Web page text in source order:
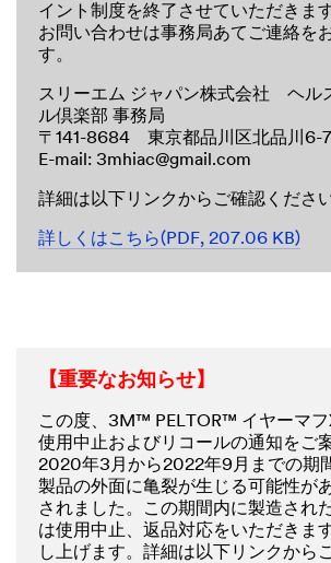
イント制度を終了させていただきます
お問い合わせは事務局あてご連絡を
す。
スリーエム ジャパン株式会社 ヘル
ル倶楽部 事務局
〒141-8684 東京都品川区北品川6-
E-mail: 3mhiac@gmail.com
詳細は以下リンクからご確認ください
詳しくはこちら(PDF, 207.06 KB)
【重要なお知らせ】
この度、3M™ PELTOR™ イヤーマ
使用中止およびリコールの通知をご
2020年3月から2022年9月までの期
製品の外面に亀裂が生じる可能性が
されました。この期間内に製造され
は使用中止、返品対応をいただきま
し上げます。詳細は以下リンクから